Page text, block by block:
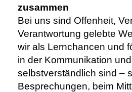
zusammen
Bei uns sind Offenheit,
Verantwortung gelebte
wir als Lernchancen und
in der Kommunikation
selbstverständlich sind –
Besprechungen, beim